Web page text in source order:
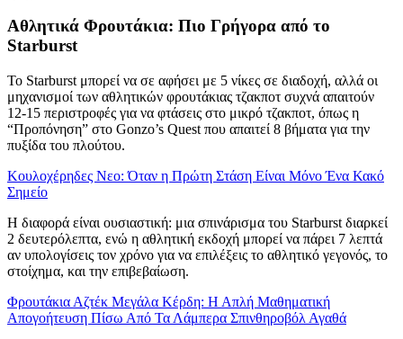
Αθλητικά Φρουτάκια: Πιο Γρήγορα από το
Starburst
Το Starburst μπορεί να σε αφήσει με 5 νίκες σε διαδοχή, αλλά οι
μηχανισμοί των αθλητικών φρουτάκιας τζακποτ συχνά απαιτούν
12-15 περιστροφές για να φτάσεις στο μικρό τζακποτ, όπως η
“Προπόνηση” στο Gonzo’s Quest που απαιτεί 8 βήματα για την
πυξίδα του πλούτου.
Κουλοχέρηδες Νεο: Όταν η Πρώτη Στάση Είναι Μόνο Ένα Κακό
Σημείο
Η διαφορά είναι ουσιαστική: μια σπινάρισμα του Starburst διαρκεί
2 δευτερόλεπτα, ενώ η αθλητική εκδοχή μπορεί να πάρει 7 λεπτά
αν υπολογίσεις τον χρόνο για να επιλέξεις το αθλητικό γεγονός, το
στοίχημα, και την επιβεβαίωση.
Φρουτάκια Αζτέκ Μεγάλα Κέρδη: Η Απλή Μαθηματική
Απογοήτευση Πίσω Από Τα Λάμπερα Σπινθηροβόλ Αγαθά